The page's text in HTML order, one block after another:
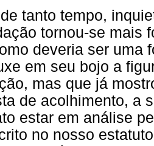
tanto tempo,
tornou-se mais
deveria ser uma
em seu bojo a
mas que já
de acolhimento, a
estar em análise
no nosso